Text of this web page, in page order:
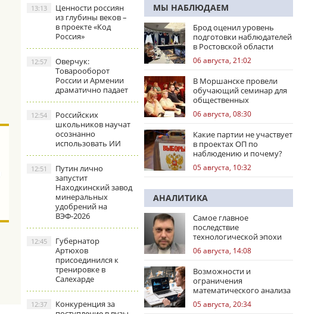
Ценности россиян
из глубины веков –
в проекте «Код
Россия»
13:13
Оверчук:
Товарооборот
России и Армении
драматично падает
12:57
Российских
школьников научат
осознанно
использовать ИИ
12:54
Путин лично
запустит
Находкинский завод
минеральных
удобрений на
ВЭФ-2026
12:51
Губернатор
Артюхов
присоединился к
тренировке в
Салехарде
12:45
Конкуренция за
12:37
МЫ НАБЛЮДАЕМ
Брод оценил уровень
подготовки наблюдателей
в Ростовской области
06 августа, 21:02
В Моршанске провели
обучающий семинар для
общественных
наблюдателей
06 августа, 08:30
Какие партии не участвует
в проектах ОП по
наблюдению и почему?
05 августа, 10:32
АНАЛИТИКА
Самое главное
последствие
технологической эпохи
06 августа, 14:08
Возможности и
ограничения
математического анализа
избирательных кампаний
05 августа, 20:34